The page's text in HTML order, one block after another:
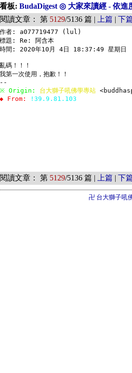
看板: BudaDigest ◎ 大家來讀經 - 依進
閱讀文章： 第 5129/5136 篇 | 上篇 | 下
作者: a077719477 (lul)
標題: Re: 阿含本
時間: 2020年10月 4日 18:37:49 星期日
亂碼！！！
我第一次使用，抱歉！！
※ Origin: 台大獅子吼佛學專站
◆ From:
!39.9.81.103
閱讀文章： 第 5129/5136 篇 | 上篇 | 下
卍 台大獅子吼